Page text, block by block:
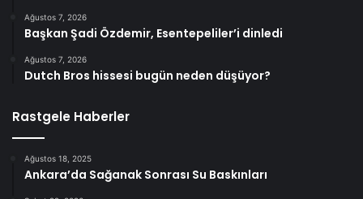
Ağustos 7, 2026
Başkan Şadi Özdemir, Esentepeliler’i dinledi
Ağustos 7, 2026
Dutch Bros hissesi bugün neden düşüyor?
Rastgele Haberler
Ağustos 18, 2025
Ankara’da Sağanak Sonrası Su Baskınları